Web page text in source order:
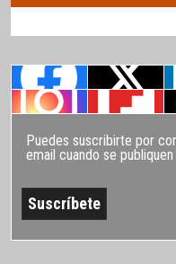
Puedes suscribirte por
email cuando se